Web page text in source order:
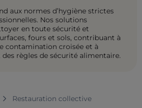
aux normes d’hygiène strictes
Nos solutions
en toute sécurité et
fours et sols, contribuant à
contamination croisée et à
règles de sécurité alimentaire.
Restauration collective